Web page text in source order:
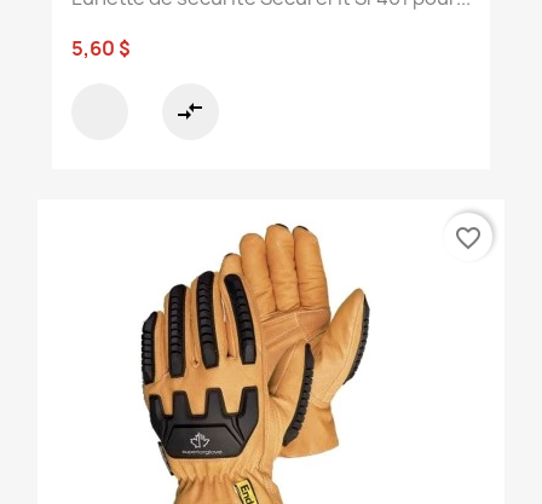
5,60 $
compare_arrows
favorite_border